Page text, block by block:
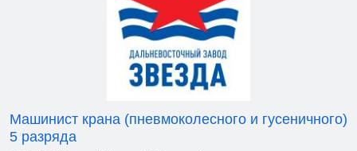
Машинист крана (пневмоколесного и гусеничного)
5 разряда